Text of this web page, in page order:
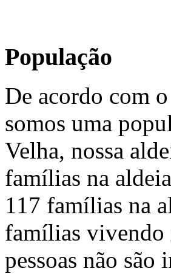
População
De acordo com
somos uma
Velha, nossa
famílias na
117 famílias na
famílias vivendo
pessoas não são